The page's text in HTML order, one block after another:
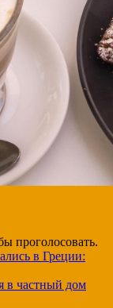
проголосовать.
в Греции:
в частный дом